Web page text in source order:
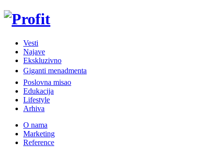
Vesti
Najave
Ekskluzivno
Giganti menadmenta
Poslovna misao
Edukacija
Lifestyle
Arhiva
O nama
Marketing
Reference